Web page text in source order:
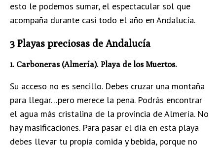
esto le podemos sumar, el espectacular sol que
acompaña durante casi todo el año en Andalucía.
3 Playas preciosas de Andalucía
1. Carboneras (Almería). Playa de los Muertos.
Su acceso no es sencillo. Debes cruzar una montaña
para llegar…pero merece la pena. Podrás encontrar
el agua más cristalina de la provincia de Almería. No
hay masificaciones. Para pasar el día en esta playa
debes llevar tu propia comida y bebida, porque no